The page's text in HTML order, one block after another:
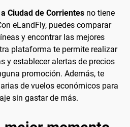
Ciudad de Corrientes no tiene
eLandFly, puedes comparar
y encontrar las mejores
plataforma te permite realizar
y establecer alertas de precios
promoción. Además, te
de vuelos económicos para
sin gastar de más.